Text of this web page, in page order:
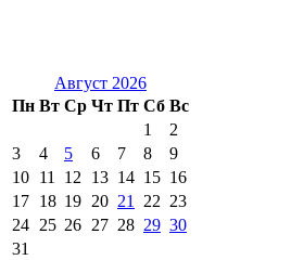
Август 2026
Пн Вт Ср Чт Пт Сб Вс
1
2
3
4 5 6 7 8
9
10 11 12 13 14 15 16
17 18 19 20 21 22 23
24 25 26 27 28 29 30
31